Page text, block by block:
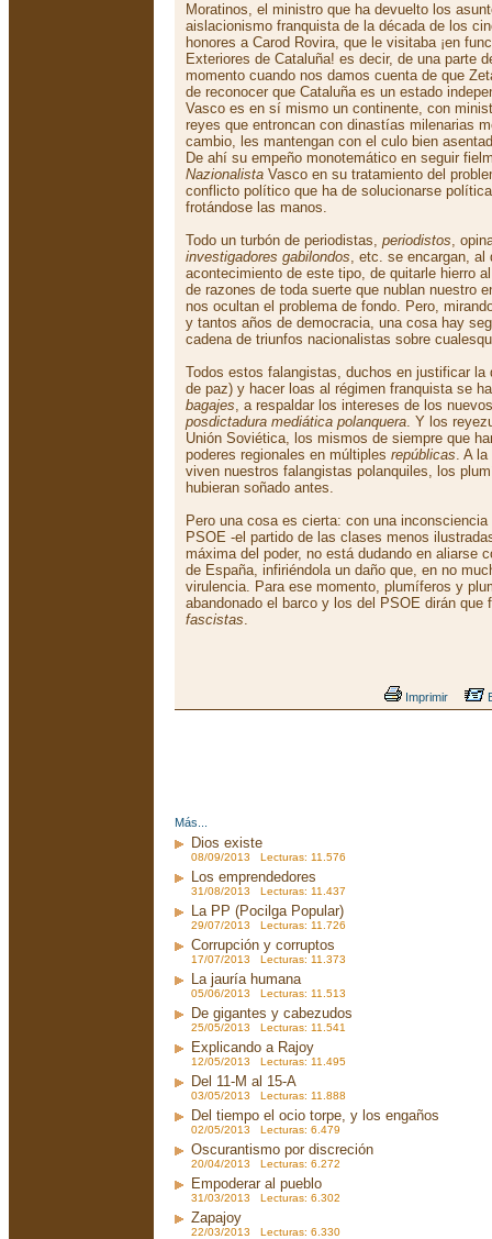
Moratinos, el ministro que ha devuelto los
aislacionismo franquista de la década de los
honores a Carod Rovira, que le visitaba ¡en
Exteriores de Cataluña! es decir, de una parte
momento cuando nos damos cuenta de que
de reconocer que Cataluña es un estado
Vasco es en sí mismo un continente, con
reyes que entroncan con dinastías milenarias
cambio, les mantengan con el culo bien
De ahí su empeño monotemático en seguir
Nazionalista Vasco en su tratamiento del
conflicto político que ha de solucionarse
frotándose las manos.
Todo un turbón de periodistas, periodistos,
investigadores gabilondos, etc. se encargan, al
acontecimiento de este tipo, de quitarle hierro
de razones de toda suerte que nublan nuestro
nos ocultan el problema de fondo. Pero,
y tantos años de democracia, una cosa hay
cadena de triunfos nacionalistas sobre
Todos estos falangistas, duchos en justificar la
de paz) y hacer loas al régimen franquista se
bagajes, a respaldar los intereses de los
posdictadura mediática polanquera. Y los
Unión Soviética, los mismos de siempre que
poderes regionales en múltiples repúblicas. A
viven nuestros falangistas polanquiles, los
hubieran soñado antes.
Pero una cosa es cierta: con una
PSOE -el partido de las clases menos
máxima del poder, no está dudando en aliarse
de España, infiriéndola un daño que, en no
virulencia. Para ese momento, plumíferos y
abandonado el barco y los del PSOE dirán
fascistas.
Imprimir
Más...
Dios existe
08/09/2013 Lecturas: 11.576
Los emprendedores
31/08/2013 Lecturas: 11.437
La PP (Pocilga Popular)
29/07/2013 Lecturas: 11.726
Corrupción y corruptos
17/07/2013 Lecturas: 11.373
La jauría humana
05/06/2013 Lecturas: 11.513
De gigantes y cabezudos
25/05/2013 Lecturas: 11.541
Explicando a Rajoy
12/05/2013 Lecturas: 11.495
Del 11-M al 15-A
03/05/2013 Lecturas: 11.888
Del tiempo el ocio torpe, y los engaños
02/05/2013 Lecturas: 6.479
Oscurantismo por discreción
20/04/2013 Lecturas: 6.272
Empoderar al pueblo
31/03/2013 Lecturas: 6.302
Zapajoy
22/03/2013 Lecturas: 6.330